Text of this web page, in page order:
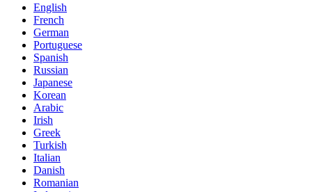
English
French
German
Portuguese
Spanish
Russian
Japanese
Korean
Arabic
Irish
Greek
Turkish
Italian
Danish
Romanian